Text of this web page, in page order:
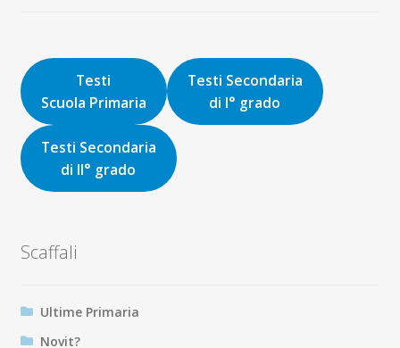
Testi
Scuola Primaria
Testi Secondaria
di I° grado
Testi Secondaria
di II° grado
Scaffali
Ultime Primaria
Novit?